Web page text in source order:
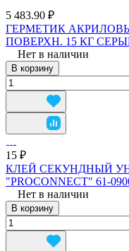
5 483.90 ₽
ГЕРМЕТИК
ПОВЕРХН. 15 КГ
Нет в наличии
В корзину
15 ₽
КЛЕЙ СЕКУНДНЫЙ
"PROCONNECT" 61-
Нет в наличии
В корзину